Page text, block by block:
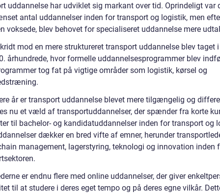
uddannelse har udviklet sig markant over tid. Oprindeligt var
antal uddannelser inden for transport og logistik, men
voksede, blev behovet for specialiseret uddannelse mere
mod en mere struktureret transport uddannelse blev taget
århundrede, hvor formelle uddannelsesprogrammer blev
tog fat på vigtige områder som logistik, kørsel og
år er transport uddannelse blevet mere tilgængelig og
nu et væld af transportuddannelser, der spænder fra korte
til bachelor- og kandidatuddannelser inden for transport og
dækker en bred vifte af emner, herunder
management, lagerstyring, teknologi og innovation inden
er endnu flere med online uddannelser, der giver
til at studere i deres eget tempo og på deres egne vilkår.